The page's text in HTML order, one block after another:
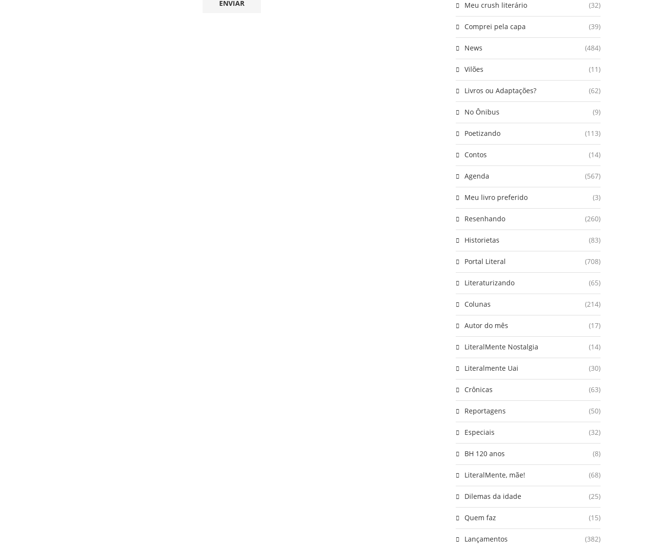
Meu crush literário (32)
Comprei pela capa (39)
News (484)
Vilões (11)
Livros ou Adaptações? (62)
No Ônibus (9)
Poetizando (113)
Contos (14)
Agenda (567)
Meu livro preferido (3)
Resenhando (260)
Historietas (83)
Portal Literal (708)
Literaturizando (65)
Colunas (214)
Autor do mês (17)
LiteralMente Nostalgia (14)
Literalmente Uai (30)
Crônicas (63)
Reportagens (50)
Especiais (32)
BH 120 anos (8)
LiteralMente, mãe! (68)
Dilemas da idade (25)
Quem faz (15)
Lançamentos (382)